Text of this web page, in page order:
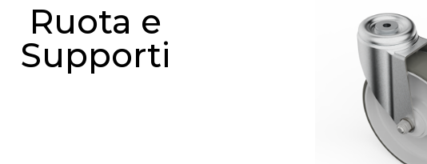
Ruota e
Supporti